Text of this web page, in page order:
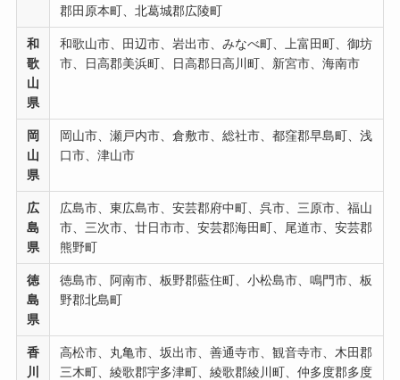
郡田原本町、北葛城郡広陵町
和
歌
山
県
和歌山市、田辺市、岩出市、みなべ町、上富田町、御坊
市、日高郡美浜町、日高郡日高川町、新宮市、海南市
岡
山
県
岡山市、瀬戸内市、倉敷市、総社市、都窪郡早島町、浅
口市、津山市
広
島
県
広島市、東広島市、安芸郡府中町、呉市、三原市、福山
市、三次市、廿日市市、安芸郡海田町、尾道市、安芸郡
熊野町
徳
島
県
徳島市、阿南市、板野郡藍住町、小松島市、鳴門市、板
野郡北島町
香
川
高松市、丸亀市、坂出市、善通寺市、観音寺市、木田郡
三木町、綾歌郡宇多津町、綾歌郡綾川町、仲多度郡多度